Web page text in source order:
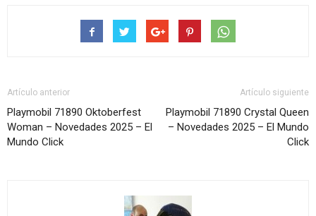
Artículo anterior
Playmobil 71890 Oktoberfest
Woman – Novedades 2025 – El
Mundo Click
Artículo siguiente
Playmobil 71890 Crystal Queen
– Novedades 2025 – El Mundo
Click